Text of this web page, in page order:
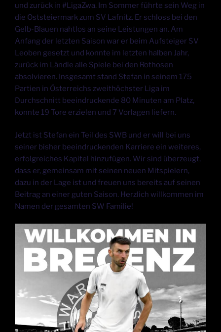
und zurück in #LigaZwa. Im Sommer führte sein Weg in
die Oststeiermark zum SV Lafnitz. Er schloss bei den
Gelb-Blauen nahtlos an seine Leistungen an. Am
Anfang der letzten Saison war er beim Aufsteiger SV
Leoben gesetzt und konnte im letzten halben Jahr,
zurück im Ländle alle Spiele bei den Rothosen
absolvieren. Insgesamt stand Stefan in seinem 175
Partien in Österreichs zweithöchster Liga im
Durchschnitt beeindruckende 80 Minuten am Platz,
konnte 19 Tore erzielen und 7 Vorlagen liefern.
Jetzt ist Stefan ein Teil des SWB und er will bei uns
seiner bisher beeindruckenden Karriere ein weiteres,
erfolgreiches Kapitel hinzufügen. Wir sind überzeugt,
dass er, gemeinsam mit seinen neuen Mitspielern,
dazu in der Lage ist und freuen uns bereits auf seinen
Beitrag an einer guten Saison. Herzlich willkommen im
Namen der gesamten SW Familie!